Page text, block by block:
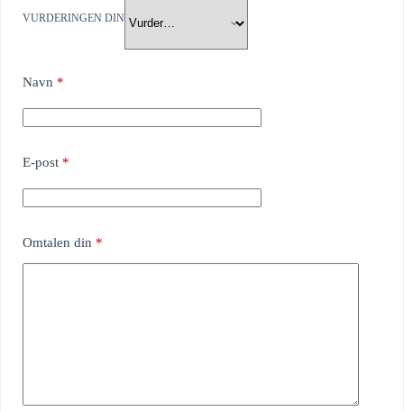
VURDERINGEN DIN
Navn *
E-post *
Omtalen din *